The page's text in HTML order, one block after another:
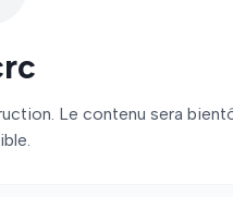
Le contenu sera